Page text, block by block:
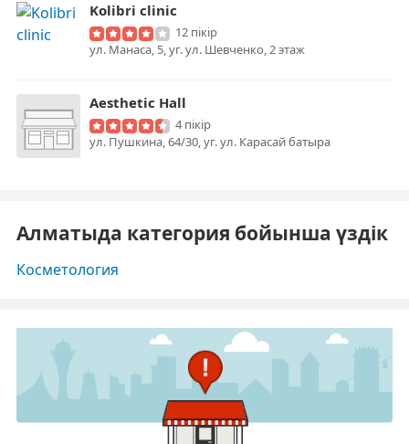
Kolibri clinic
12 пікір
ул. Манаса, 5, уг. ул. Шевченко, 2 этаж
Aesthetic Hall
4 пікір
ул. Пушкина, 64/30, уг. ул. Карасай батыра
Алматыда категория бойынша үздік
Косметология